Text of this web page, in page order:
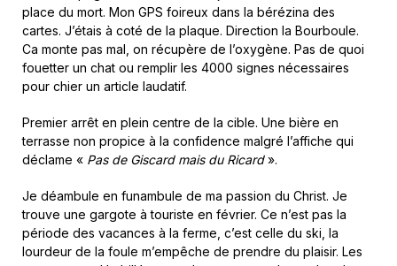
place du mort. Mon GPS foireux dans la bérézina des
cartes. J’étais à coté de la plaque. Direction la Bourboule.
Ca monte pas mal, on récupère de l’oxygène. Pas de quoi
fouetter un chat ou remplir les 4000 signes nécessaires
pour chier un article laudatif.
Premier arrêt en plein centre de la cible. Une bière en
terrasse non propice à la confidence malgré l’affiche qui
déclame « Pas de Giscard mais du Ricard».
Je déambule en funambule de ma passion du Christ. Je
trouve une gargote à touriste en février. Ce n’est pas la
période des vacances à la ferme, c’est celle du ski, la
lourdeur de la foule m’empêche de prendre du plaisir. Les